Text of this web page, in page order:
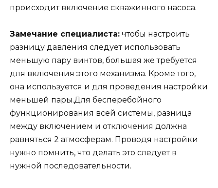
происходит включение скважинного насоса.
Замечание специалиста: чтобы настроить
разницу давления следует использовать
меньшую пару винтов, большая же требуется
для включения этого механизма. Кроме того,
она используется и для проведения настройки
меньшей пары.Для бесперебойного
функционирования всей системы, разница
между включением и отключения должна
равняться 2 атмосферам. Проводя настройки
нужно помнить, что делать это следует в
нужной последовательности.